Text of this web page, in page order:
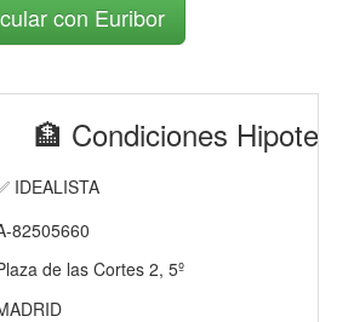
con Euribor
🏦 Condiciones
IDEALISTA
82505660
de las Cortes 2, 5º